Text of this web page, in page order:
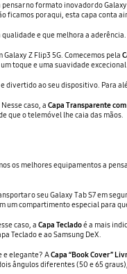
pensar no formato inovador do
ficamos por aqui, esta capa
e que melhora a
Z Flip3 5G. Comecemos pela
toque e uma suavidade
divertido ao seu dispositivo. Para
caso, a Capa Transparente
que o telemóvel lhe caia das mãos.
os melhores equipamentos a
o seu Galaxy Tab S7 em
um compartimento especial para
caso, a Capa Tecladoé a mais
Teclado e ao Samsung DeX.
e elegante? ACapa “Book Cover”
ângulos diferentes (50 e 65